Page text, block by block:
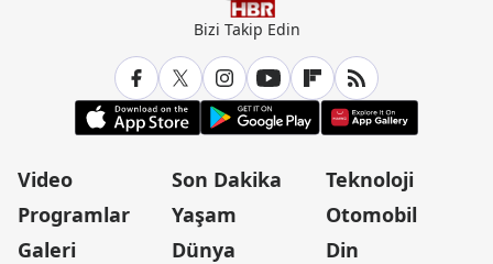
Bizi Takip Edin
Video
Programlar
Galeri
Son Dakika
Yaşam
Dünya
Teknoloji
Otomobil
Din